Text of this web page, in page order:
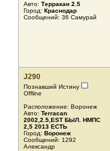
Авто: Терракан 2.5
Город: Краснодар
Сообщений: 36 Самурай
J290
Познавший Истину
Offline
Расположение: Воронеж
Авто: Terracan
2002,2.5,EST БЫЛ. НМПС
2,5 2013 ЕСТЬ
Город: Воронеж
Сообщений: 1292
Александр